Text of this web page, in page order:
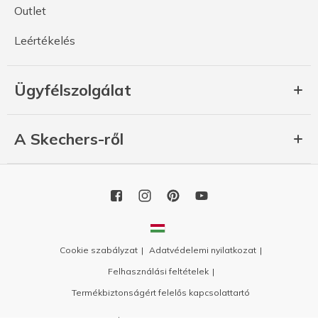
Outlet
Leértékelés
Ügyfélszolgálat
A Skechers-ről
Cookie szabályzat
Adatvédelemi nyilatkozat
Felhasználási feltételek
Termékbiztonságért felelős kapcsolattartó
Copyright 2026 SKECHERS USA, Inc.